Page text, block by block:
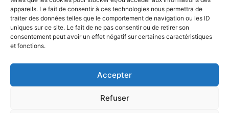
appareils. Le fait de consentir à ces technologies nous permettra de
traiter des données telles que le comportement de navigation ou les ID
uniques sur ce site. Le fait de ne pas consentir ou de retirer son
consentement peut avoir un effet négatif sur certaines caractéristiques
et fonctions.
Accepter
Refuser
À PROPOS
SUIVEZ NOUS